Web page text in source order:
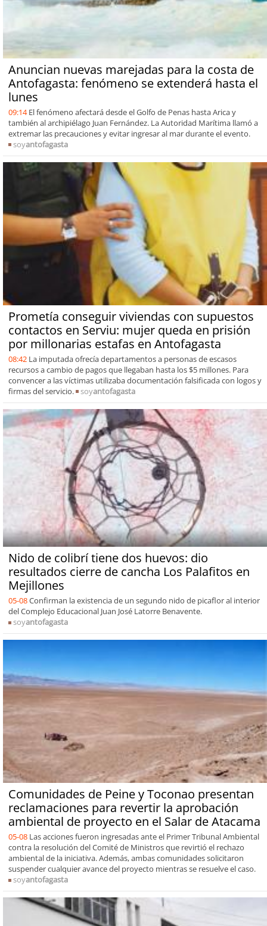
Anuncian nuevas marejadas para la costa de
Antofagasta: fenómeno se extenderá hasta el
lunes
09:14 El fenómeno afectará desde el Golfo de Penas hasta Arica y
también al archipiélago Juan Fernández. La Autoridad Marítima llamó a
extremar las precauciones y evitar ingresar al mar durante el evento.
soyantofagasta
Prometía conseguir viviendas con supuestos
contactos en Serviu: mujer queda en prisión
por millonarias estafas en Antofagasta
08:42 La imputada ofrecía departamentos a personas de escasos
recursos a cambio de pagos que llegaban hasta los $5 millones. Para
convencer a las víctimas utilizaba documentación falsificada con logos y
firmas del servicio.
soyantofagasta
Nido de colibrí tiene dos huevos: dio
resultados cierre de cancha Los Palafitos en
Mejillones
05-08Confirman la existencia de un segundo nido de picaflor al interior
del Complejo Educacional Juan José Latorre Benavente.
soyantofagasta
Comunidades de Peine y Toconao presentan
reclamaciones para revertir la aprobación
ambiental de proyecto en el Salar de Atacama
05-08 Las acciones fueron ingresadas ante el Primer Tribunal Ambiental
contra la resolución del Comité de Ministros que revirtió el rechazo
ambiental de la iniciativa. Además, ambas comunidades solicitaron
suspender cualquier avance del proyecto mientras se resuelve el caso.
soyantofagasta